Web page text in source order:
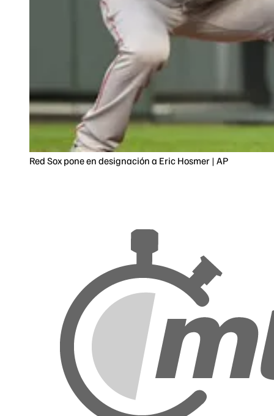
Red Sox pone en designación a Eric Hosmer | AP